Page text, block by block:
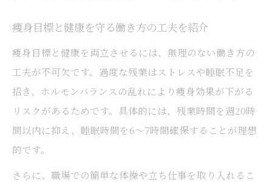
痩身目標と健康を守る働き方の工夫を紹介
痩身目標と健康を両立させるには、無理のない働き方の
工夫が不可欠です。過度な残業はストレスや睡眠不足を
招き、ホルモンバランスの乱れにより痩身効果が下がる
リスクがあるためです。具体的には、残業時間を週20時
間以内に抑え、睡眠時間を6～7時間確保することが理想
的です。
さらに、職場での簡単な体操や立ち仕事を取り入れるこ